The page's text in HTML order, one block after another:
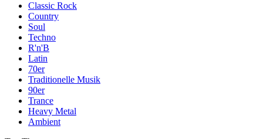
Classic Rock
Country
Soul
Techno
R'n'B
Latin
70er
Traditionelle Musik
90er
Trance
Heavy Metal
Ambient